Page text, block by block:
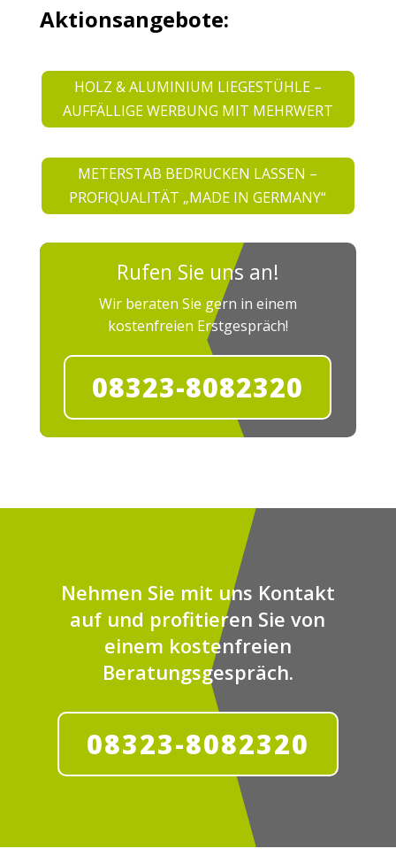
Aktionsangebote:
HOLZ & ALUMINIUM LIEGESTÜHLE –
AUFFÄLLIGE WERBUNG MIT MEHRWERT
METERSTAB BEDRUCKEN LASSEN –
PROFIQUALITÄT „MADE IN GERMANY“
Rufen Sie uns an!
Wir beraten Sie gern in einem
kostenfreien Erstgespräch!
08323-8082320
Nehmen Sie mit uns Kontakt
auf und profitieren Sie von
einem kostenfreien
Beratungsgespräch.
08323-8082320